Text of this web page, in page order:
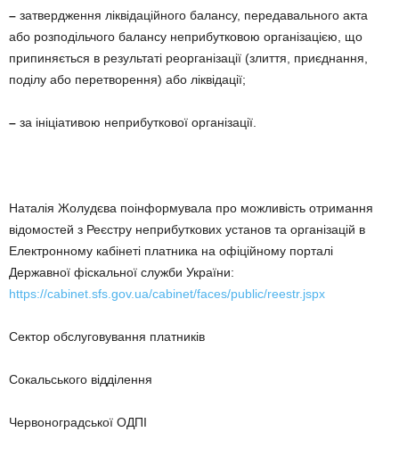
– затвердження ліквідаційного балансу, передавального акта
або розподільчого балансу неприбутковою організацією, що
припиняється в результаті реорганізації (злиття, приєднання,
поділу або перетворення) або ліквідації;
– за ініціативою неприбуткової організації.
Наталія Жолудєва поінформувала про можливість отримання
відомостей з Реєстру неприбуткових установ та організацій в
Електронному кабінеті платника на офіційному порталі
Державної фіскальної служби України:
https://cabinet.sfs.gov.ua/cabinet/faces/public/reestr.jspx
Сектор обслуговування платників
Сокальського відділення
Червоноградської ОДПІ